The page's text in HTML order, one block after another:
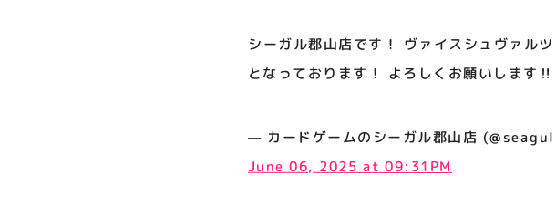
シーガル郡山店です！ ヴァイスシュヴァル
となっております！ よろしくお願いします
— カードゲームのシーガル郡山店
June 06, 2025 at 09:31PM